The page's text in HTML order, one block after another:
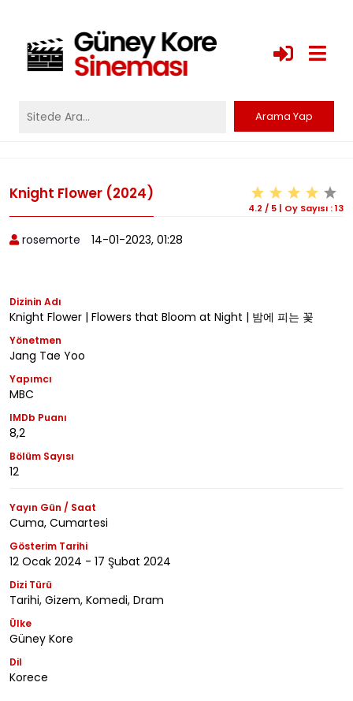
Knight Flower (2024)
4.2 / 5 | Oy Sayısı :13
rosemorte 14-01-2023, 01:28
Dizinin Adı
Knight Flower | Flowers that Bloom at Night | 밤에 피는 꽃
Yönetmen
Jang Tae Yoo
Yapımcı
MBC
IMDb Puanı
8,2
Bölüm Sayısı
12
Yayın Gün / Saat
Cuma, Cumartesi
Gösterim Tarihi
12 Ocak 2024 - 17 Şubat 2024
Dizi Türü
Tarihi, Gizem, Komedi, Dram
Ülke
Güney Kore
Dil
Korece